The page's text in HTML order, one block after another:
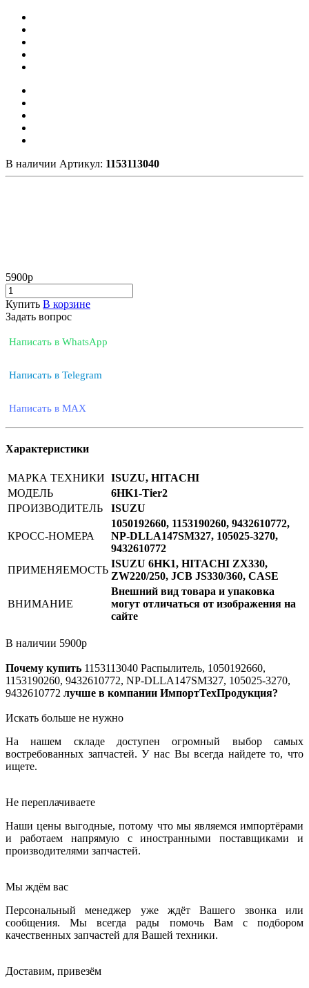
В наличии Артикул: 1153113040
5900р
Купить В корзине
Задать вопрос
Написать в WhatsApp
Написать в Telegram
Написать в MAX
Характеристики
МАРКА ТЕХНИКИ ISUZU, HITACHI
МОДЕЛЬ
6HK1-Tier2
ПРОИЗВОДИТЕЛЬ
ISUZU
КРОСС-НОМЕРА
1050192660, 1153190260, 9432610772,
NP-DLLA147SM327, 105025-3270,
9432610772
ПРИМЕНЯЕМОСТЬ
ISUZU 6HK1, HITACHI ZX330,
ZW220/250, JCB JS330/360, CASE
ВНИМАНИЕ
Внешний вид товара и упаковка
могут отличаться от изображения на
сайте
В наличии 5900р
Почему купить 1153113040 Распылитель, 1050192660,
1153190260, 9432610772, NP-DLLA147SM327, 105025-3270,
9432610772 лучше в компании ИмпортТехПродукция?
Искать больше не нужно
На нашем складе доступен огромный выбор самых
востребованных запчастей. У нас Вы всегда найдете то, что
ищете.
Не переплачиваете
Наши цены выгодные, потому что мы являемся импортёрами
и работаем напрямую с иностранными поставщиками и
производителями запчастей.
Мы ждём вас
Персональный менеджер уже ждёт Вашего звонка или
сообщения. Мы всегда рады помочь Вам с подбором
качественных запчастей для Вашей техники.
Доставим, привезём